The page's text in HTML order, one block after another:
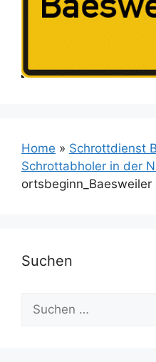
Home » Schrottdienst
Schrottabholer in der
ortsbeginn_Baesweiler
Suchen
Suchen
nach: